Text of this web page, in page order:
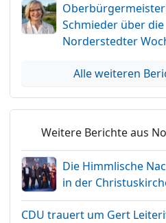
Schmieder über die
Norderstedter
Alle weiteren
Weitere Berichte aus
Die Himmlische
in der
CDU trauert um Gert